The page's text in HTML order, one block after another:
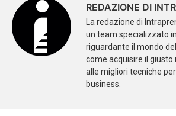
REDAZIONE DI
La redazione di
un team specializzato
riguardante il mondo
come acquisire il
alle migliori tecniche
business.